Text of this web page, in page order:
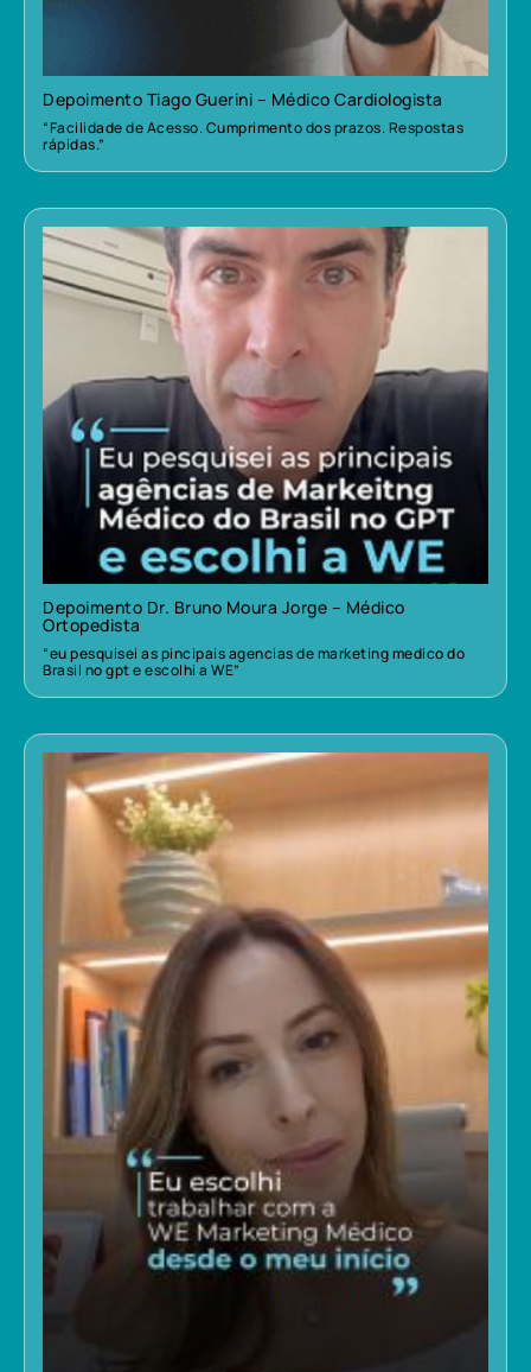
Depoimento Tiago Guerini – Médico Cardiologista
“Facilidade de Acesso. Cumprimento dos prazos. Respostas
rápidas.”
Depoimento Dr. Bruno Moura Jorge – Médico
Ortopedista
“eu pesquisei as pincipais agencias de marketing medico do
Brasil no gpt e escolhi a WE”